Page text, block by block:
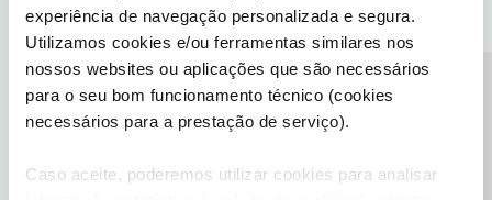
experiência de navegação personalizada e segura.
Utilizamos cookies e/ou ferramentas similares nos
nossos websites ou aplicações que são necessários
para o seu bom funcionamento técnico (cookies
necessários para a prestação de serviço).
Caso aceite, poderemos utilizar cookies para analisar
● é constituído por dois painéis de ligação: o primário, onde
termina o cabo que chega de montante e o secundário, onde
terminam os cabos provenientes das TT em pares de cobre;
● possibilita a distribuição do serviço telefónico fixo de 2
operadores, ou 2 serviços distintos;
equipamentos ativos (modem DSL, router, switch).